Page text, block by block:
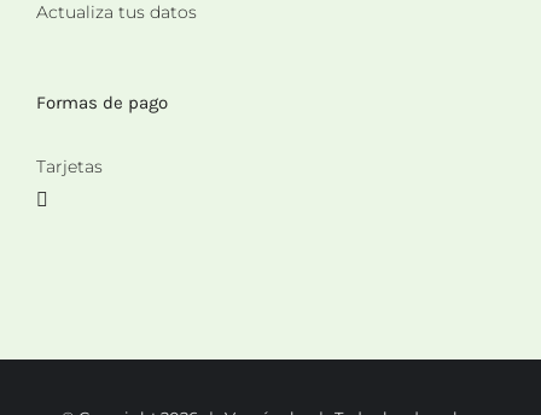
Actualiza tus datos
Formas de pago
Tarjetas